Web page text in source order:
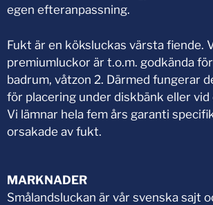
egen efteranpassning.
Fukt är en köksluckas värsta fiende.
premiumluckor är t.o.m. godkända
badrum, våtzon 2. Därmed fungerar
för placering under diskbänk eller vid
Vi lämnar hela fem års garanti
orsakade av fukt.
MARKNADER
Smålandsluckan är vår svenska sajt